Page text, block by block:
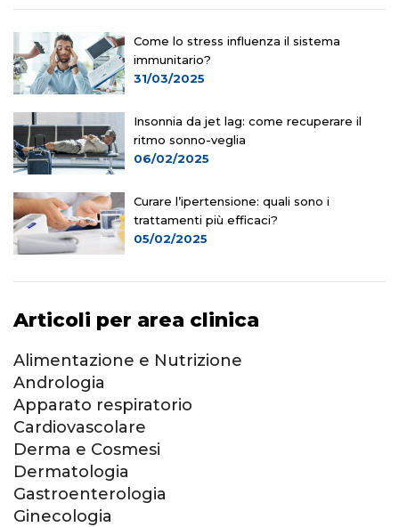
Come lo stress influenza il sistema
immunitario?
31/03/2025
Insonnia da jet lag: come recuperare il
ritmo sonno-veglia
06/02/2025
Curare l’ipertensione: quali sono i
trattamenti più efficaci?
05/02/2025
Articoli per area clinica
Alimentazione e Nutrizione
Andrologia
Apparato respiratorio
Cardiovascolare
Derma e Cosmesi
Dermatologia
Gastroenterologia
Ginecologia